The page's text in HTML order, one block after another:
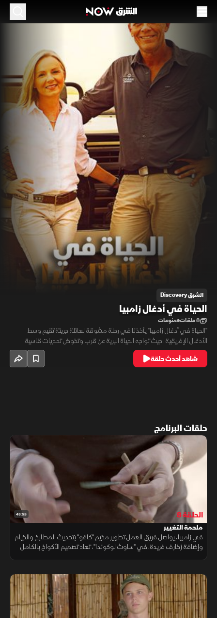
الحياة في أدغال زامبيا
الشرق Discovery
الحياة في أدغال زامبيا
8 حلقات منوعات
"الحياة في أدغال زامبيا" يأخذنا في رحلة مشوقة لعائلة جريئة تقيم وسط
الأدغال الإفريقية، حيث تواجه الحياة البرية عن قرب وتخوض تحديات قاسية
لإعادة بناء مخيمات سفاري فاخرة. بين الحيوانات البرية، والطبيعة التي تختبر
عزيمتهم، ينسج البرنامج قصصاً ملهمة تجمع بين الشجاعة، الإبداع، وسحر
شاهد أحدث حلقة
حلقات البرنامج
43:55 الحلقة 8
ملحمة التغيير
في زامبيا، يواصل فريق العمل تطوير مخيم "كافو" بتحديث المطابخ والخيام
وإضافة زخارف فريدة. في "ساوث لوكوندا"، تعاد تصميم الأكواخ بالكامل